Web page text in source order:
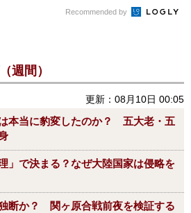
Recommended by
週間）
更新：08月10日 00:05
本当に豹変したのか？ 五大老・五
」で決まる？なぜ大陸国家は侵略を
断か？ 関ヶ原合戦前夜を検証する